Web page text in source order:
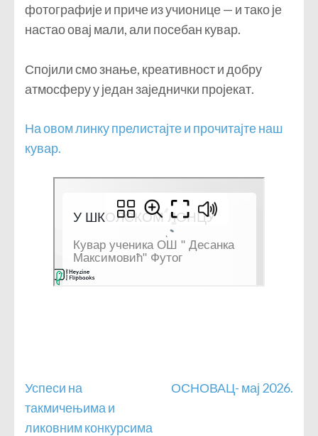
фотографије и приче из учионице — и тако је
настао овај мали, али посебан кувар.
Спојили смо знање, креативност и добру
атмосферу у један заједнички пројекат.
На овом линку прелистајте и прочитајте наш
кувар.
Кретање
чланка
Успеси на
такмичењима и
ликовним конкурсима
ОСНОВАЦ- мај 2026.